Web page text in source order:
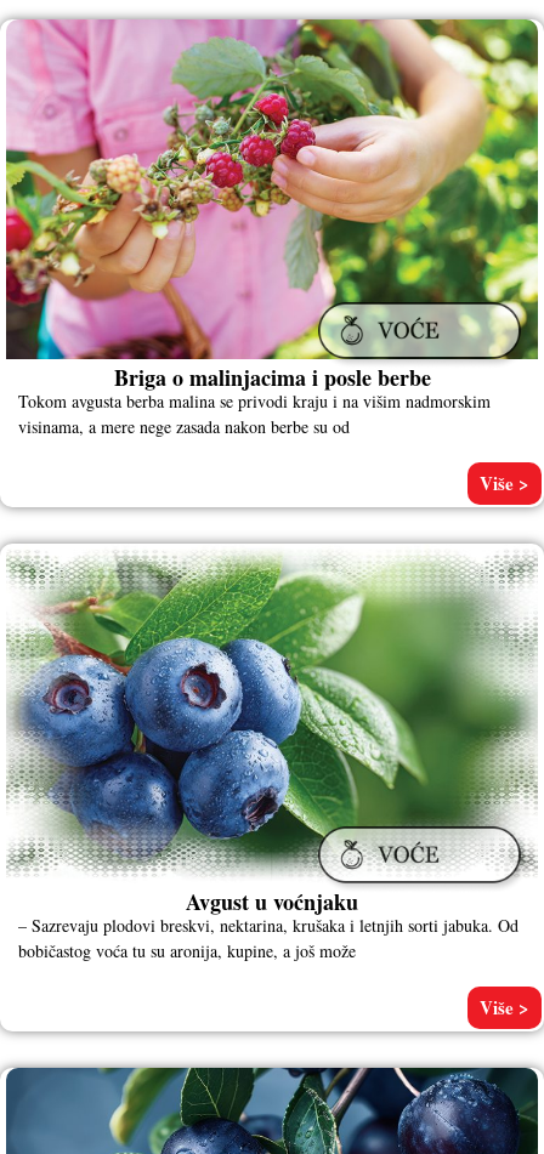
Briga o malinjacima i posle berbe
Tokom avgusta berba malina se privodi kraju i na višim nadmorskim
visinama, a mere nege zasada nakon berbe su od
Više >
Avgust u voćnjaku
– Sazrevaju plodovi breskvi, nektarina, krušaka i letnjih sorti jabuka. Od
bobičastog voća tu su aronija, kupine, a još može
Više >